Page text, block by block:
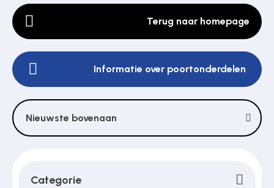
Pulsgevers
Sloten
Toegangscontrole
Toegangsverlening
Terug naar homepage
Informatie over poortonderdelen
Nieuwste bovenaan
Categorie